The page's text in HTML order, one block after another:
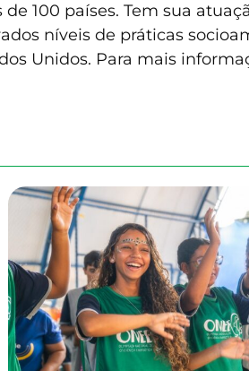
100 países. Tem sua
níveis de práticas
Unidos. Para mais